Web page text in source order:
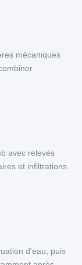
mécaniques
avec relevés
et infiltrations
d'eau, puis